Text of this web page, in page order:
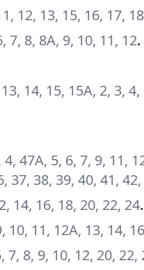
12, 13, 15, 16, 17,
7, 8, 8А, 9, 10, 11, 12.
14, 15, 15А, 2, 3,
47А, 5, 6, 7, 9, 11,
37, 38, 39, 40, 41,
14, 16, 18, 20, 22, 24.
10, 11, 12А, 13, 14, 16
7, 8, 9, 10, 12, 20,